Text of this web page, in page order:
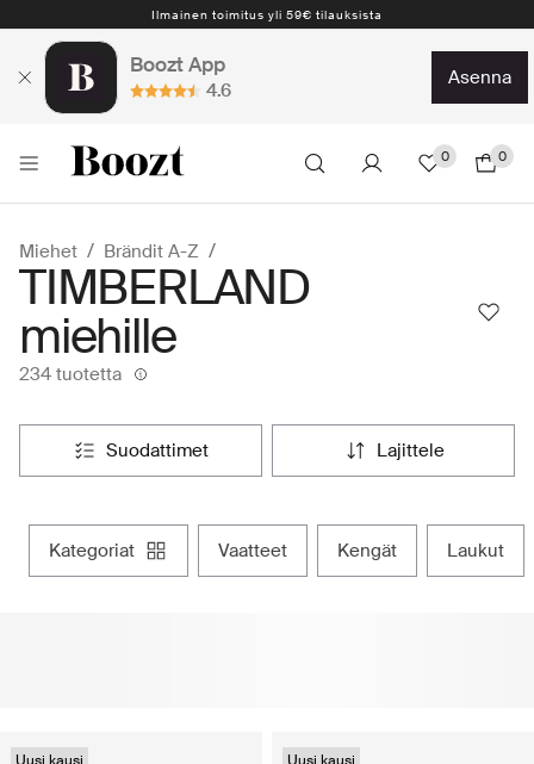
Ilmainen toimitus yli 59€ tilauksista
Nopea toimitus 2-5 arkipäivää
Boozt App
4.6
asenna
0 0
Miehet Brändit A-Z
TIMBERLAND
miehille
234 tuotetta
suodattimet lajittele
kategoriat vaatteet kengät laukut